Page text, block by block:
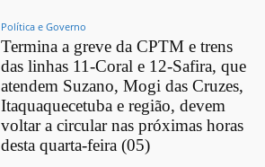
Política e Governo
Termina a greve da CPTM e trens
das linhas 11-Coral e 12-Safira, que
atendem Suzano, Mogi das Cruzes,
Itaquaquecetuba e região, devem
voltar a circular nas próximas horas
desta quarta-feira (05)